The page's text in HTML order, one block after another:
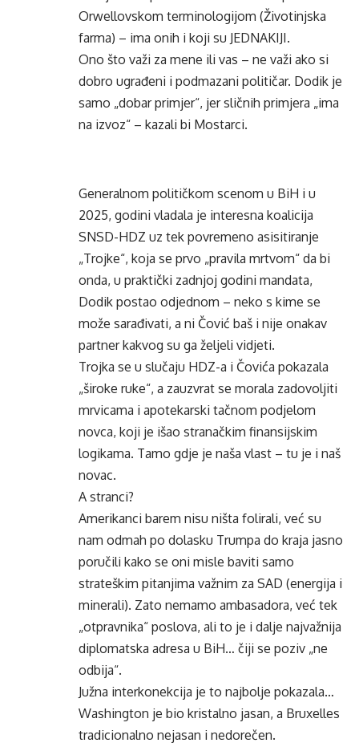
Orwellovskom terminologijom (Životinjska
farma) – ima onih i koji su JEDNAKIJI.
Ono što važi za mene ili vas – ne važi ako si
dobro ugrađeni i podmazani političar. Dodik je
samo „dobar primjer“, jer sličnih primjera „ima
na izvoz“ – kazali bi Mostarci.
Generalnom političkom scenom u BiH i u
2025, godini vladala je interesna koalicija
SNSD-HDZ uz tek povremeno asisitiranje
„Trojke“, koja se prvo „pravila mrtvom“ da bi
onda, u praktički zadnjoj godini mandata,
Dodik postao odjednom – neko s kime se
može sarađivati, a ni Čović baš i nije onakav
partner kakvog su ga željeli vidjeti.
Trojka se u slučaju HDZ-a i Čovića pokazala
„široke ruke“, a zauzvrat se morala zadovoljiti
mrvicama i apotekarski tačnom podjelom
novca, koji je išao stranačkim finansijskim
logikama. Tamo gdje je naša vlast – tu je i naš
novac.
A stranci?
Amerikanci barem nisu ništa folirali, već su
nam odmah po dolasku Trumpa do kraja jasno
poručili kako se oni misle baviti samo
strateškim pitanjima važnim za SAD (energija i
minerali). Zato nemamo ambasadora, već tek
„otpravnika“ poslova, ali to je i dalje najvažnija
diplomatska adresa u BiH… čiji se poziv „ne
odbija“.
Južna interkonekcija je to najbolje pokazala…
Washington je bio kristalno jasan, a Bruxelles
tradicionalno nejasan i nedorečen.